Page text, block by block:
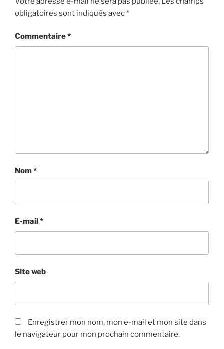
obligatoires sont indiqués avec*
Commentaire*
Nom*
E-mail*
Site web
Enregistrer mon nom, mon e-mail et mon site dans
le navigateur pour mon prochain commentaire.